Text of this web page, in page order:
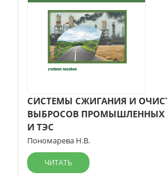
СИСТЕМЫ СЖИГАНИЯ И
ВЫБРОСОВ ПРОМЫШЛЕННЫХ
И ТЭС
Пономарева Н.В.
ЧИТАТЬ